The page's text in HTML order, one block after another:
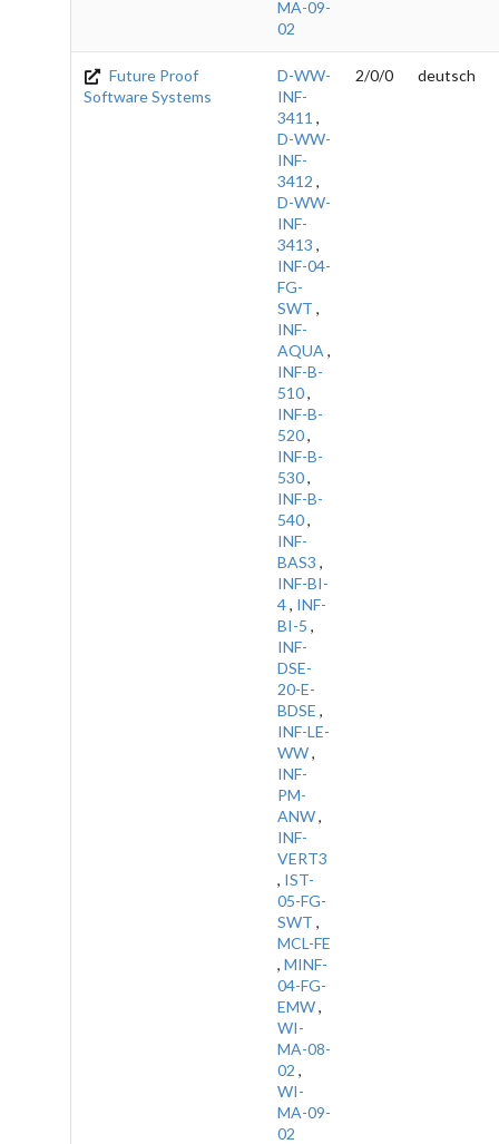
MA-09-
02
Future Proof
Software Systems
D-WW-
INF-
3411 ,
D-WW-
INF-
3412 ,
D-WW-
INF-
3413 ,
INF-04-
FG-
SWT ,
INF-
AQUA ,
INF-B-
510,
INF-B-
520,
INF-B-
530,
INF-B-
540,
INF-
BAS3 ,
INF-BI-
4, INF-
BI-5 ,
INF-
DSE-
20-E-
BDSE ,
INF-LE-
WW,
INF-
PM-
ANW,
INF-
VERT3
, IST-
05-FG-
SWT ,
MCL-FE
, MINF-
04-FG-
EMW,
WI-
MA-08-
02 ,
WI-
MA-09-
02
2/0/0 deutsch